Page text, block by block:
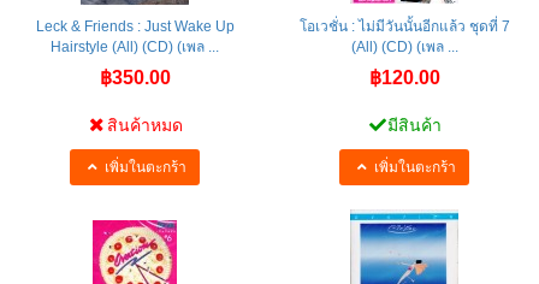
Leck & Friends : Just Wake Up
Hairstyle (All) (CD) (เพล ...
฿350.00
สินค้าหมด
เพิ่มในตะกร้า
โอเวชั่น : ไม่มีวันนั้นอีกแล้ว ชุดที่ 7
(All) (CD) (เพล ...
฿120.00
มีสินค้า
เพิ่มในตะกร้า